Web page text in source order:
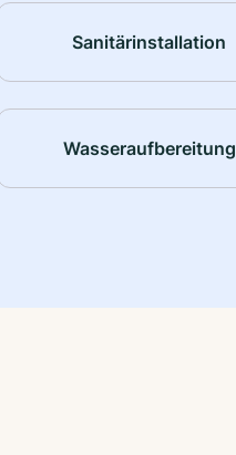
Sanitärinstallation
Wasseraufbereitung